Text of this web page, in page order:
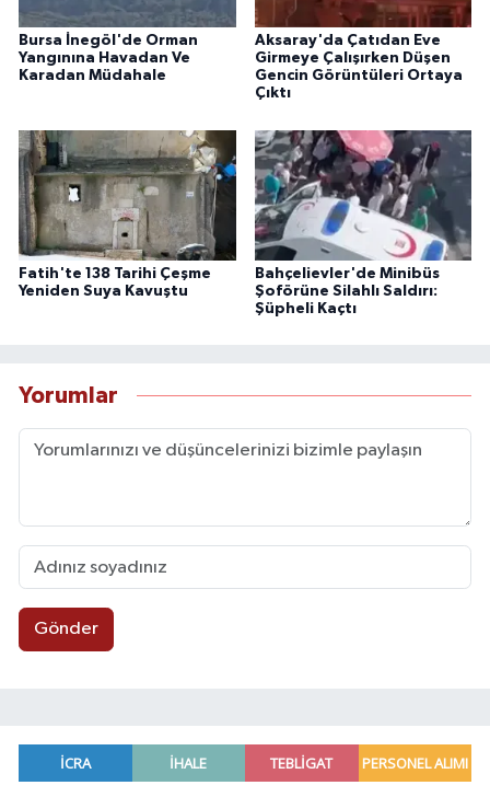
Bursa İnegöl'de Orman
Yangınına Havadan Ve
Karadan Müdahale
Aksaray'da Çatıdan Eve
Girmeye Çalışırken Düşen
Gencin Görüntüleri Ortaya
Çıktı
Fatih'te 138 Tarihi Çeşme
Yeniden Suya Kavuştu
Bahçelievler'de Minibüs
Şoförüne Silahlı Saldırı:
Şüpheli Kaçtı
Yorumlar
Gönder